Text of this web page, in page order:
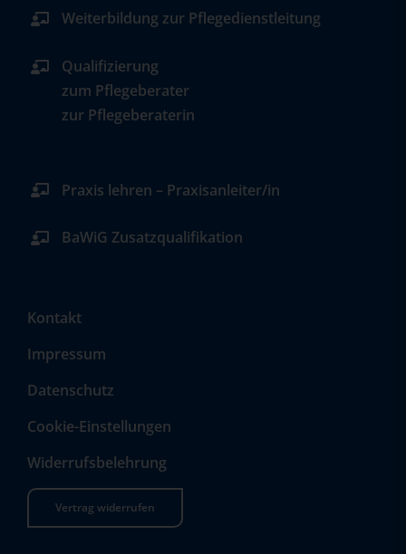
Weiterbildung zur Pflegedienstleitung
Qualifizierung
zum Pflegeberater
zur Pflegeberaterin
Praxis lehren – Praxisanleiter/in
BaWiG Zusatzqualifikation
Kontakt
Impressum
Datenschutz
Cookie-Einstellungen
Widerrufsbelehrung
Vertrag widerrufen